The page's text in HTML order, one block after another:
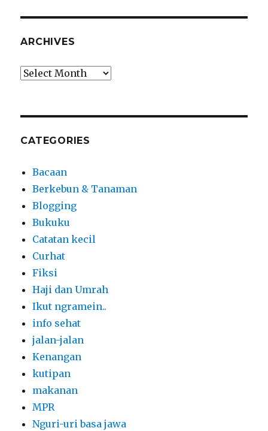
ARCHIVES
Archives
CATEGORIES
Bacaan
Berkebun & Tanaman
Blogging
Bukuku
Catatan kecil
Curhat
Fiksi
Haji dan Umrah
Ikut ngramein..
info sehat
jalan-jalan
Kenangan
kutipan
makanan
MPR
Nguri-uri basa jawa